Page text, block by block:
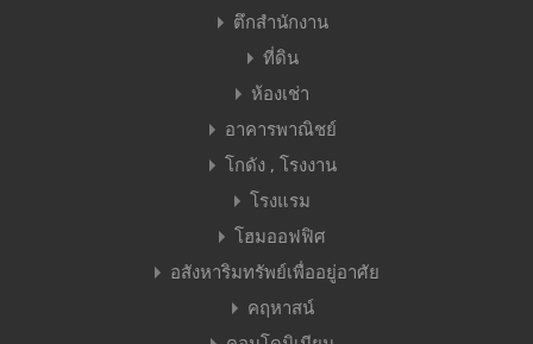
ตึกสำนักงาน
ที่ดิน
ห้องเช่า
อาคารพาณิชย์
โกดัง , โรงงาน
โรงแรม
โฮมออฟฟิศ
อสังหาริมทรัพย์เพื่ออยู่อาศัย
คฤหาสน์